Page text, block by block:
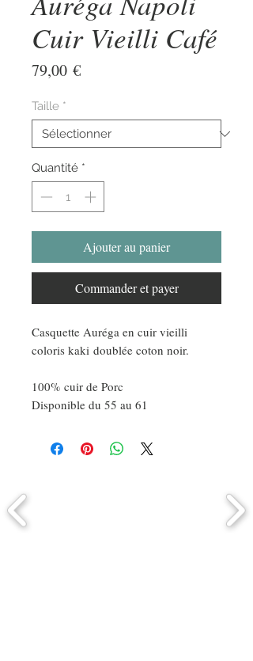
Cuir Vieilli Café
79,00 €Prix
Taille *
Quantité *
Ajouter au panier
Commander et payer
Casquette Auréga en cuir vieilli
coloris kaki doublée coton noir.
100% cuir de Porc
Disponible du 55 au 61